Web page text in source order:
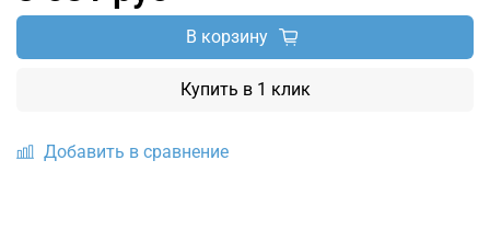
Добавить в сравнение
В корзину
Купить в 1 клик